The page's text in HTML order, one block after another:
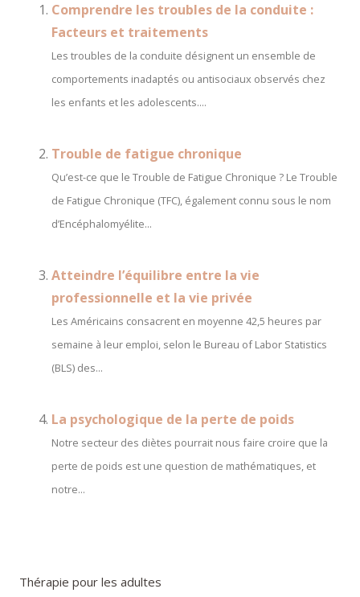
Comprendre les troubles de la conduite :
Facteurs et traitements
Les troubles de la conduite désignent un ensemble de
comportements inadaptés ou antisociaux observés chez
les enfants et les adolescents....
Trouble de fatigue chronique
Qu’est-ce que le Trouble de Fatigue Chronique ? Le Trouble
de Fatigue Chronique (TFC), également connu sous le nom
d’Encéphalomyélite...
Atteindre l’équilibre entre la vie
professionnelle et la vie privée
Les Américains consacrent en moyenne 42,5 heures par
semaine à leur emploi, selon le Bureau of Labor Statistics
(BLS) des...
La psychologique de la perte de poids
Notre secteur des diètes pourrait nous faire croire que la
perte de poids est une question de mathématiques, et
notre...
Thérapie pour les adultes